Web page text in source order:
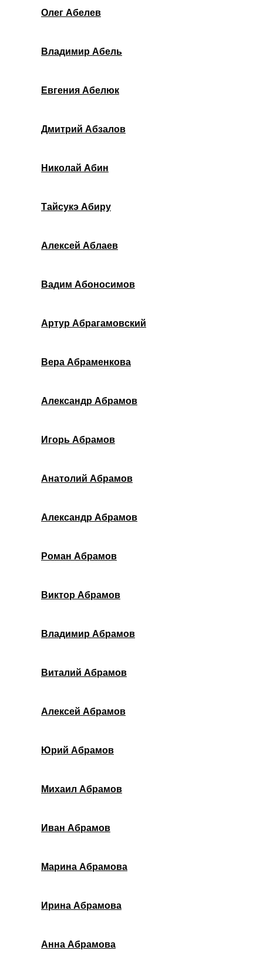
Олег Абелев
Владимир Абель
Евгения Абелюк
Дмитрий Абзалов
Николай Абин
Тайсукэ Абиру
Алексей Аблаев
Вадим Абоносимов
Артур Абрагамовский
Вера Абраменкова
Александр Абрамов
Игорь Абрамов
Анатолий Абрамов
Александр Абрамов
Роман Абрамов
Виктор Абрамов
Владимир Абрамов
Виталий Абрамов
Алексей Абрамов
Юрий Абрамов
Михаил Абрамов
Иван Абрамов
Марина Абрамова
Ирина Абрамова
Анна Абрамова